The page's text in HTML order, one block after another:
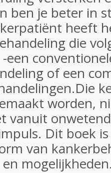
ben je beter in
heeft
die
een
of een
worden,
vanuit
Dit boek
van